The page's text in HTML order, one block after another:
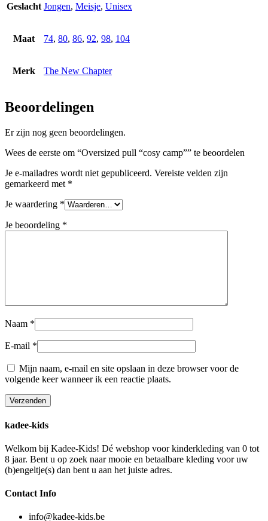
Geslacht Jongen, Meisje, Unisex
Maat 74, 80, 86, 92, 98, 104
Merk The New Chapter
Beoordelingen
Er zijn nog geen beoordelingen.
Wees de eerste om “Oversized pull “cosy camp”” te beoordelen
Je e-mailadres wordt niet gepubliceerd. Vereiste velden zijn
gemarkeerd met *
Je waardering *
Je beoordeling *
Naam *
E-mail *
Mijn naam, e-mail en site opslaan in deze browser voor de
volgende keer wanneer ik een reactie plaats.
kadee-kids
Welkom bij Kadee-Kids! Dé webshop voor kinderkleding van 0 tot
8 jaar. Bent u op zoek naar mooie en betaalbare kleding voor uw
(b)engeltje(s) dan bent u aan het juiste adres.
Contact Info
info@kadee-kids.be